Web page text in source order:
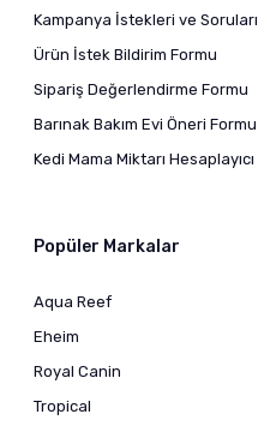
Kampanya İstekleri ve Soruları
Ürün İstek Bildirim Formu
Sipariş Değerlendirme Formu
Barınak Bakım Evi Öneri Formu
Kedi Mama Miktarı Hesaplayıcı
Popüler Markalar
Aqua Reef
Eheim
Royal Canin
Tropical